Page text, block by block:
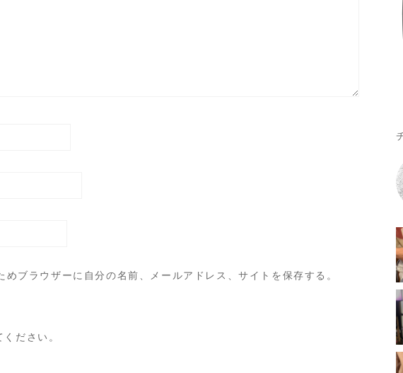
めブラウザーに自分の名前、メールアドレス、サイトを保存する。
ださい。